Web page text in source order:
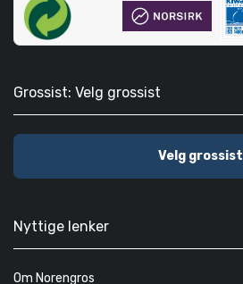
Grossist: Velg grossist
Velg grossist
Nyttige lenker
Om Norengros